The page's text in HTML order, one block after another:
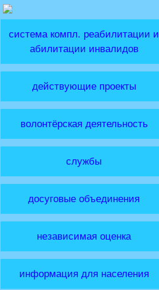
система компл. реабилитации и
абилитации инвалидов
действующие проекты
волонтёрская деятельность
службы
досуговые объединения
независимая оценка
информация для населения